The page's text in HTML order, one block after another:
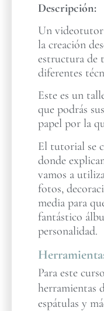
Descripción:
Un
la creación
estructura de
diferentes
Este es un
que podrás
papel por la
El tutorial se
donde
vamos a
fotos,
media para
fantástico
personalidad.
Para este
herramientas
espátulas y